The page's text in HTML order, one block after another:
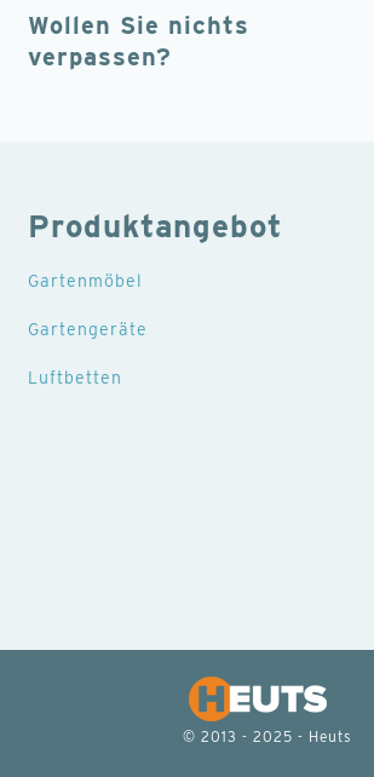
Wollen Sie nichts
verpassen?
Produktangebot
Gartenmöbel
Gartengeräte
Luftbetten
© 2013 - 2025 - Heuts